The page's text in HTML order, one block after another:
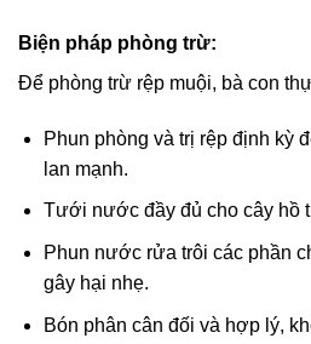
Biện pháp phòng trừ:
Để phòng trừ rệp muội, bà con
Phun phòng và trị rệp định kỳ
lan mạnh.
Tưới nước đầy đủ cho cây hồ
Phun nước rửa trôi các phần
gây hại nhẹ.
Bón phân cân đối và hợp lý,